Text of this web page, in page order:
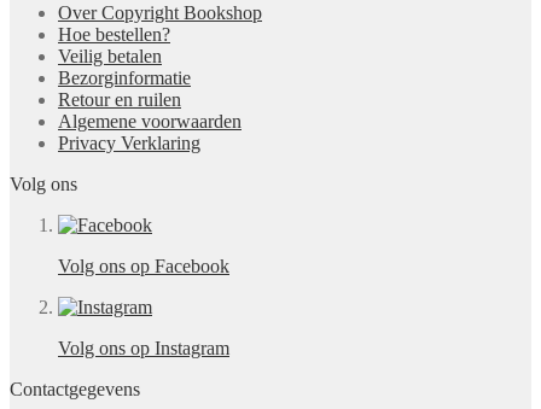
Over Copyright Bookshop
Hoe bestellen?
Veilig betalen
Bezorginformatie
Retour en ruilen
Algemene voorwaarden
Privacy Verklaring
Volg ons
Volg ons op Facebook
Volg ons op Instagram
Contactgegevens